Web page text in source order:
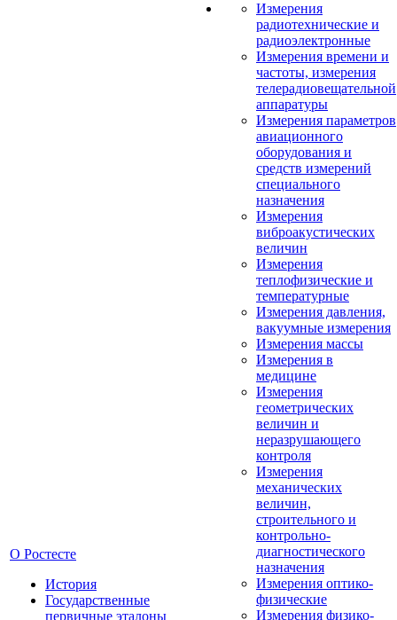
О Ростесте
История
Государственные
первичные эталоны
Измерения
радиотехнические и
радиоэлектронные
Измерения времени и
частоты, измерения
телерадиовещательной
аппаратуры
Измерения параметров
авиационного
оборудования и
средств измерений
специального
назначения
Измерения
виброакустических
величин
Измерения
теплофизические и
температурные
Измерения давления,
вакуумные измерения
Измерения массы
Измерения в
медицине
Измерения
геометрических
величин и
неразрушающего
контроля
Измерения
механических
величин,
строительного и
контрольно-
диагностического
назначения
Измерения оптико-
физические
Измерения физико-